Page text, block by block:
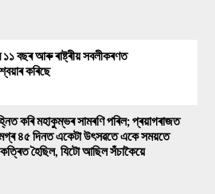
১১ বছৰ আৰু ৰাষ্ট্ৰীয় সবলীকৰণত
কৰিছে
কৰি মহাকুম্ভৰ সামৰণি পৰিল; প্ৰয়াগৰাজত
৪৫ দিনত একেটা উৎসৱতে একে সময়তে
হৈছিল, যিটো আছিল সঁচাকৈয়ে